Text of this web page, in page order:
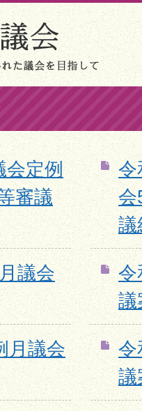
定例
審議
令
会
議
議会
令
議
月議会
令
議